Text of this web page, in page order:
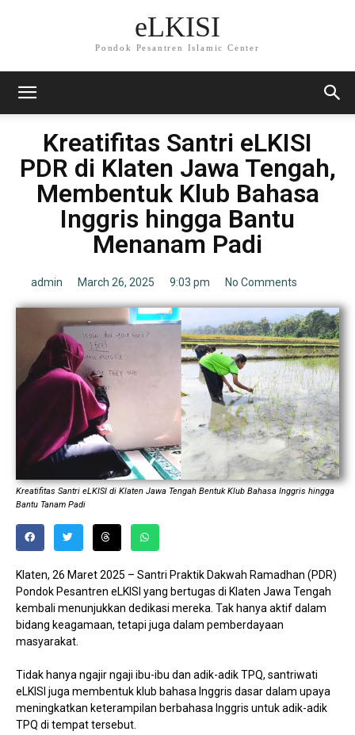
eLKISI
Pondok Pesantren Islamic Center
Kreatifitas Santri eLKISI
PDR di Klaten Jawa Tengah,
Membentuk Klub Bahasa
Inggris hingga Bantu
Menanam Padi
admin March 26, 2025 9:03 pm No Comments
Kreatifitas Santri eLKISI di Klaten Jawa Tengah Bentuk Klub Bahasa Inggris hingga
Bantu Tanam Padi
Klaten, 26 Maret 2025 – Santri Praktik Dakwah Ramadhan (PDR)
Pondok Pesantren eLKISI yang bertugas di Klaten Jawa Tengah
kembali menunjukkan dedikasi mereka. Tak hanya aktif dalam
bidang keagamaan, tetapi juga dalam pemberdayaan
masyarakat.
Tidak hanya ngajir ngaji ibu-ibu dan adik-adik TPQ, santriwati
eLKISI juga membentuk klub bahasa Inggris dasar dalam upaya
meningkatkan keterampilan berbahasa Inggris untuk adik-adik
TPQ di tempat tersebut.